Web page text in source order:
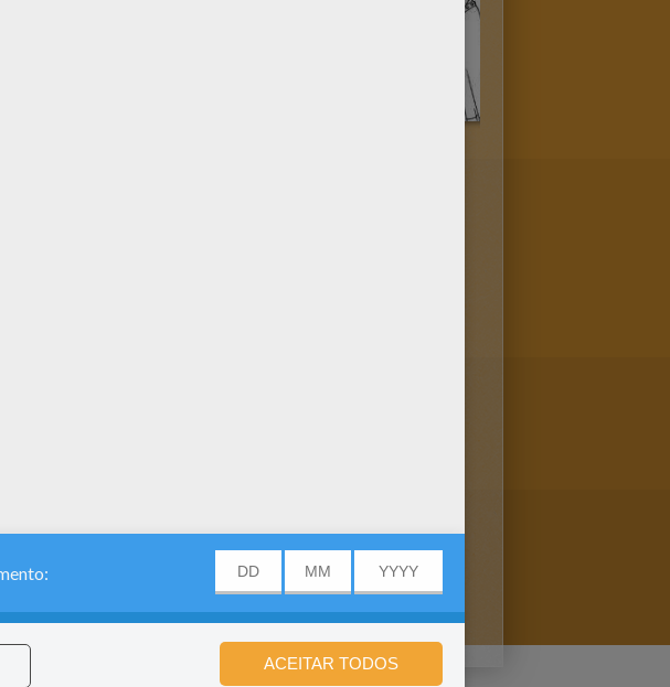
a nossa coleção de páginas para colorir! Curta